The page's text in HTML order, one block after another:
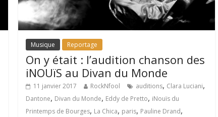
Musique Reportage
On y était : l’audition chanson des
iNOUïS au Divan du Monde
11 janvier 2017 RockNfool auditions, Clara Luciani,
Dantone, Divan du Monde, Eddy de Pretto, iNouïs du
Printemps de Bourges, La Chica, paris, Pauline Drand,